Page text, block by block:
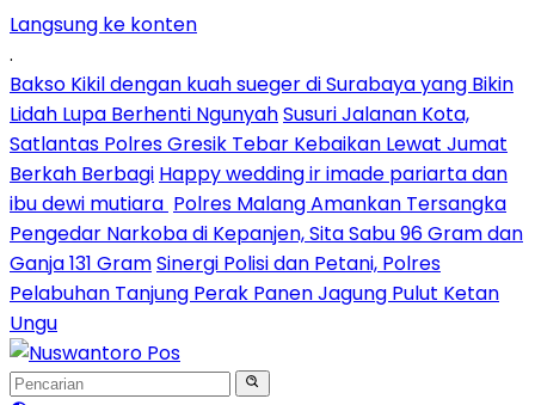
Langsung ke konten
.
Bakso Kikil dengan kuah sueger di Surabaya yang Bikin
Lidah Lupa Berhenti NgunyahSusuri Jalanan Kota,
Satlantas Polres Gresik Tebar Kebaikan Lewat Jumat
Berkah Berbagi Happy wedding ir imade pariarta dan
ibu dewi mutiara Polres Malang Amankan Tersangka
Pengedar Narkoba di Kepanjen, Sita Sabu 96 Gram dan
Ganja 131 GramSinergi Polisi dan Petani, Polres
Pelabuhan Tanjung Perak Panen Jagung Pulut Ketan
Ungu